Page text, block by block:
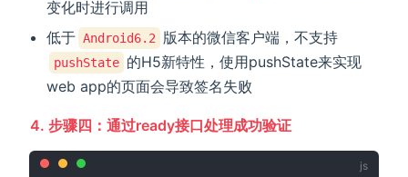
变化时进行调用
低于 Android6.2 版本的微信客户端，不支持
pushState 的H5新特性，使用pushState来实现
web app的页面会导致签名失败
4. 步骤四：通过ready接口处理成功验证